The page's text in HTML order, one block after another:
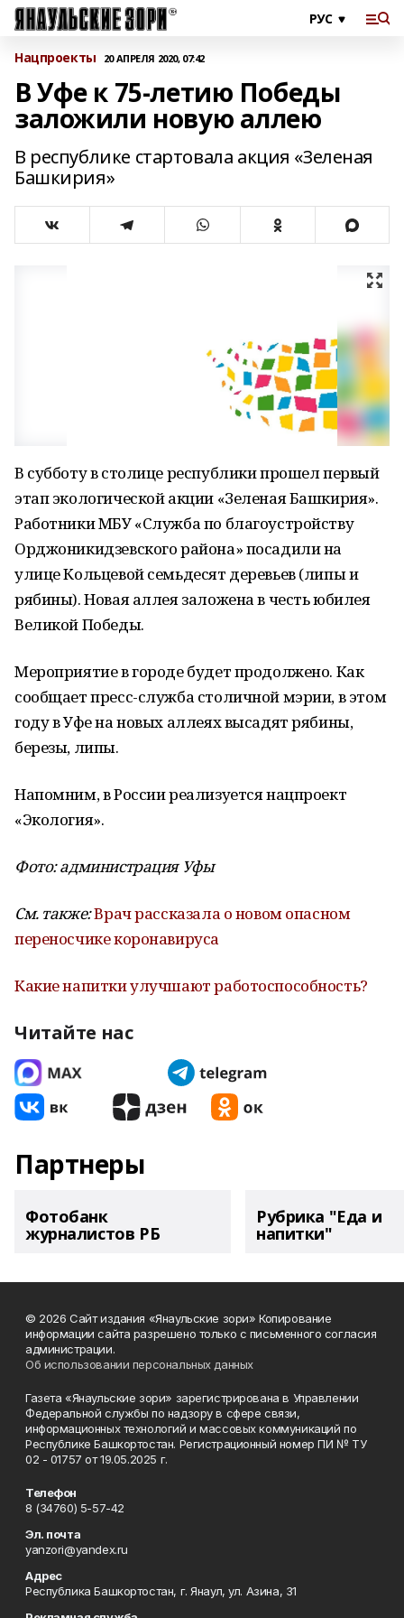
Нацпроекты 20 АПРЕЛЯ 2020, 07:42
В Уфе к 75-летию Победы
заложили новую аллею
В республике стартовала акция «Зеленая
Башкирия»
В субботу в столице республики прошел первый
этап экологической акции «Зеленая Башкирия».
Работники МБУ «Служба по благоустройству
Орджоникидзевского района» посадили на
улице Кольцевой семьдесят деревьев (липы и
рябины). Новая аллея заложена в честь юбилея
Великой Победы.
Мероприятие в городе будет продолжено. Как
сообщает пресс-служба столичной мэрии, в этом
году в Уфе на новых аллеях высадят рябины,
березы, липы.
Напомним, в России реализуется нацпроект
«Экология».
Фото: администрация Уфы
См. также:Врач рассказала о новом опасном
переносчике коронавируса
Какие напитки улучшают работоспособность?
Читайте нас
Партнеры
Фотобанк
журналистов РБ
Рубрика "Еда и
напитки"
© 2026 Сайт издания «Янаульские зори» Копирование
информации сайта разрешено только с письменного согласия
администрации.
Об использовании персональных данных
Газета «Янаульские зори» зарегистрирована в Управлении
Федеральной службы по надзору в сфере связи,
информационных технологий и массовых коммуникаций по
Республике Башкортостан. Регистрационный номер ПИ № ТУ
02 - 01757 от 19.05.2025 г.
Телефон
8 (34760) 5-57-42
Эл. почта
yanzori@yandex.ru
Адрес
Республика Башкортостан, г. Янаул, ул. Азина, 31